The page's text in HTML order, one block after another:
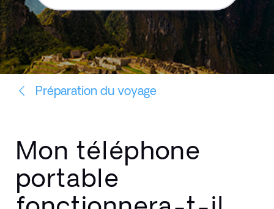
le
centre
d'aide
Exoticca
Préparation du voyage
Mon téléphone
portable